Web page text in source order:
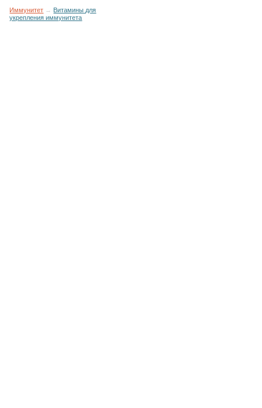
Иммунитет → Витамины для
укрепления иммунитета